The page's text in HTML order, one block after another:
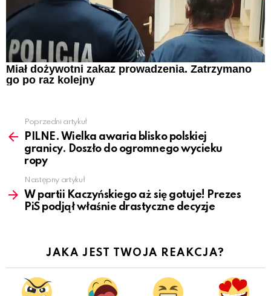
Miał dożywotni zakaz prowadzenia. Zatrzymano
go po raz kolejny
more
Poprzedni artykuł
PILNE. Wielka awaria blisko polskiej
granicy. Doszło do ogromnego wycieku
ropy
Następny artykuł
W partii Kaczyńskiego aż się gotuje! Prezes
PiS podjął właśnie drastyczne decyzje
JAKA JEST TWOJA REAKCJA?